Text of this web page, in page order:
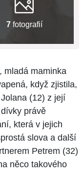
7fotografií
mladá maminka
když zjistila,
(12) z její
právě
která v jejich
slova a další
Petrem (32)
něco takového